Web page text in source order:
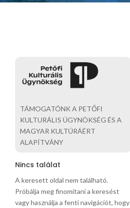
TÁMOGATÓNK A PETŐFI
KULTURÁLIS ÜGYNÖKSÉG ÉS A
MAGYAR KULTÚRÁÉRT
ALAPÍTVÁNY
Nincs találat
A keresett oldal nem található.
Próbálja meg finomítani a keresést
vagy használja a fenti navigációt, hogy